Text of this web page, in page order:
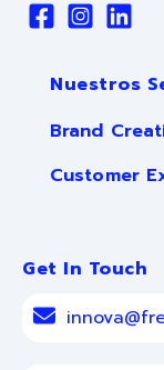
Nuestros
Brand
Customer
Get In Touch